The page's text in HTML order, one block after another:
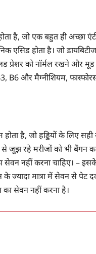
है, जो एक बहुत ही अच्छा
एसिड होता है। जो
को नॉर्मल रखने और मूड
B6 और मैग्नीशियम,
है, जो हड्डियों के लिए सही
से जूझ रहे मरीजों को भी बैंगन
नहीं करना चाहिए। –
मात्रा में सेवन से पेट
का सेवन नहीं करना है।